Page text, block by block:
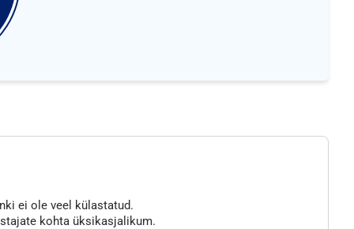
ei ole veel külastatud.
kohta üksikasjalikum.